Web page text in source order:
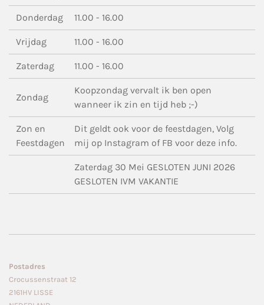
Donderdag 11.00 - 16.00
Vrijdag 11.00 - 16.00
Zaterdag 11.00 - 16.00
Zondag
Koopzondag vervalt ik ben open
wanneer ik zin en tijd heb ;-)
Zon en
Feestdagen
Dit geldt ook voor de feestdagen, Volg
mij op Instagram of FB voor deze info.
Zaterdag 30 Mei GESLOTEN JUNI 2026
GESLOTEN IVM VAKANTIE
Postadres
Crocussenstraat 12
2161HV LISSE